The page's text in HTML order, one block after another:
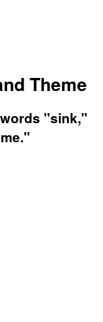
Theme
"sink,"